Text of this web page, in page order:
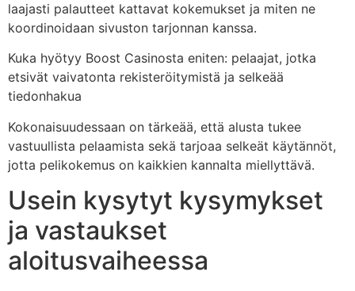
laajasti palautteet kattavat kokemukset ja miten ne
koordinoidaan sivuston tarjonnan kanssa.
Kuka hyötyy Boost Casinosta eniten: pelaajat, jotka
etsivät vaivatonta rekisteröitymistä ja selkeää
tiedonhakua
Kokonaisuudessaan on tärkeää, että alusta tukee
vastuullista pelaamista sekä tarjoaa selkeät käytännöt,
jotta pelikokemus on kaikkien kannalta miellyttävä.
Usein kysytyt kysymykset
ja vastaukset
aloitusvaiheessa